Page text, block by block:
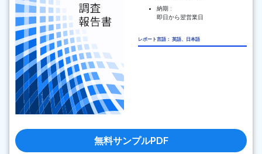
納期 :
即日から翌営業日
レポート言語： 英語、日本語
無料サンプルPDF